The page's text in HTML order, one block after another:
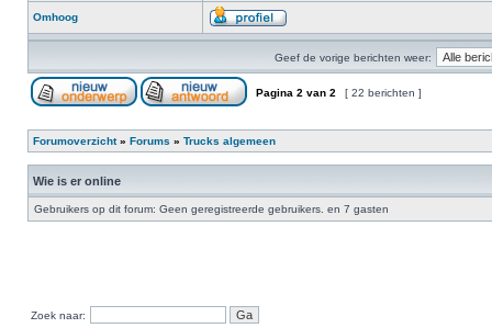
Omhoog
Geef de vorige berichten weer:
Pagina 2 van 2 [ 22 berichten ]
Forumoverzicht» Forums » Trucks algemeen
Wie is er online
Gebruikers op dit forum: Geen geregistreerde gebruikers. en 7 gasten
Zoek naar: